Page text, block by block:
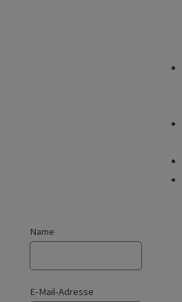
Name
E-Mail-Adresse